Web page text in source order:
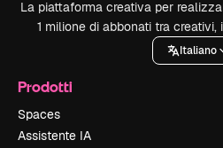
La piattaforma creativa per
1 milione di abbonati tra creativi,
Italiano
Prodotti
Spaces
Assistente IA